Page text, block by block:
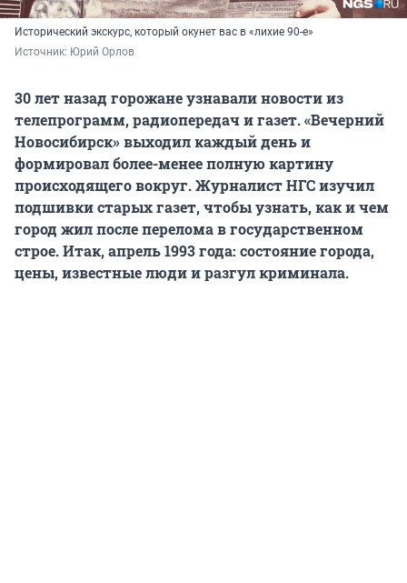
Исторический экскурс, который окунет вас в «лихие 90-е»
Источник: Юрий Орлов
30 лет назад горожане узнавали новости из
телепрограмм, радиопередач и газет. «Вечерний
Новосибирск» выходил каждый день и
формировал более-менее полную картину
происходящего вокруг. Журналист НГС изучил
подшивки старых газет, чтобы узнать, как и чем
город жил после перелома в государственном
строе. Итак, апрель 1993 года: состояние города,
цены, известные люди и разгул криминала.